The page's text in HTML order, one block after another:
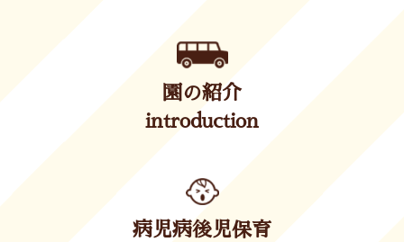
園の紹介
introduction
病児病後児保育